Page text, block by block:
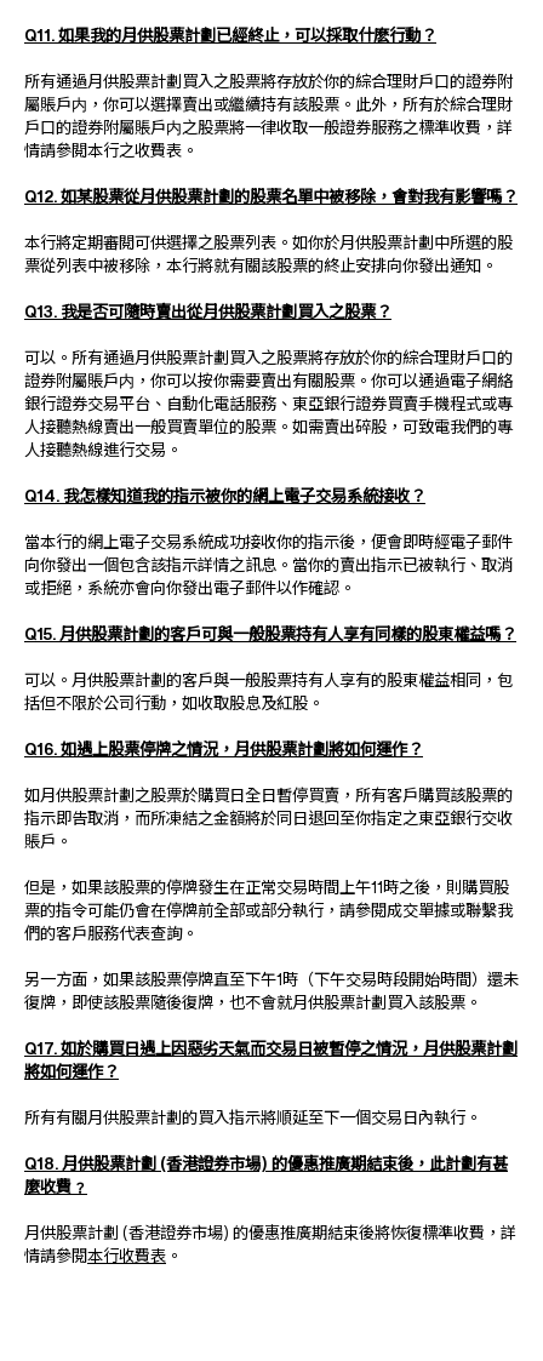
Q11. 如果我的月供股票計劃已經終止，可以採取什麽行動？
所有通過月供股票計劃買入之股票將存放於你的綜合理財戶口的證券附
屬賬戶内，你可以選擇賣出或繼續持有該股票。此外，所有於綜合理財
戶口的證券附屬賬戶内之股票將一律收取一般證券服務之標準收費，詳
情請參閲本行之收費表。
Q12. 如某股票從月供股票計劃的股票名單中被移除，會對我有影響嗎？
本行將定期審閲可供選擇之股票列表。如你於月供股票計劃中所選的股
票從列表中被移除，本行將就有關該股票的終止安排向你發出通知。
Q13. 我是否可隨時賣出從月供股票計劃買入之股票？
可以。所有通過月供股票計劃買入之股票將存放於你的綜合理財戶口的
證券附屬賬戶内，你可以按你需要賣出有關股票。你可以通過電子網絡
銀行證券交易平台、自動化電話服務、東亞銀行證券買賣手機程式或專
人接聽熱線賣出一般買賣單位的股票。如需賣出碎股，可致電我們的專
人接聽熱線進行交易。
Q14. 我怎樣知道我的指示被你的網上電子交易系統接收？
當本行的網上電子交易系統成功接收你的指示後，便會即時經電子郵件
向你發出一個包含該指示詳情之訊息。當你的賣出指示已被執行、取消
或拒絕，系統亦會向你發出電子郵件以作確認。
Q15. 月供股票計劃的客戶可與一般股票持有人享有同樣的股東權益嗎？
可以。月供股票計劃的客戶與一般股票持有人享有的股東權益相同，包
括但不限於公司行動，如收取股息及紅股。
Q16. 如遇上股票停牌之情況，月供股票計劃將如何運作？
如月供股票計劃之股票於購買日全日暫停買賣，所有客戶購買該股票的
指示即告取消，而所凍結之金額將於同日退回至你指定之東亞銀行交收
賬戶。
但是，如果該股票的停牌發生在正常交易時間上午11時之後，則購買股
票的指令可能仍會在停牌前全部或部分執行，請參閱成交單據或聯繫我
們的客戶服務代表查詢。
另一方面，如果該股票停牌直至下午1時（下午交易時段開始時間）還未
復牌，即使該股票隨後復牌，也不會就月供股票計劃買入該股票。
Q17. 如於購買日遇上因惡劣天氣而交易日被暫停之情況，月供股票計劃
將如何運作？
所有有關月供股票計劃的買入指示將順延至下一個交易日內執行。
Q18. 月供股票計劃 (香港證券市場) 的優惠推廣期結束後，此計劃有甚
麼收費﹖
月供股票計劃 (香港證券市場) 的優惠推廣期結束後將恢復標準收費，詳
情請參閱本行收費表 。